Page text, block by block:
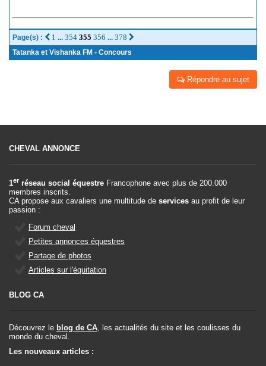
Page(s) : 1 ... 354 355 356 ... 378
Tatanka et Vishanka FM - Concours
Répondre au sujet
CHEVAL ANNONCE
1er réseau social équestre Francophone avec plus de 200.000
membres inscrits.
CA propose aux cavaliers une multitude de services au profit de leur
passion :
Forum cheval
Petites annonces équestres
Partage de photos
Articles sur l'équitation
BLOG CA
Découvrez le blog de CA, les actualités du site et les coulisses du
monde du cheval.
Les nouveaux articles :